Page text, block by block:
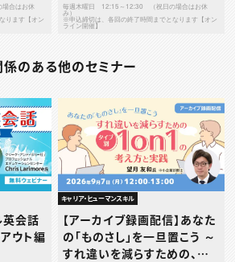
合はお休
ります【オン
毎週木曜日 12:15～12:30 （祝日の場合はお休
み）
※申込締切は、各回の終了時間までとなります【オン
ライン開催】
係のある他のセミナー
英会話
ウト編
キャリア・ヒューマンスキル
【アーカイブ録画配信】あなた
の「ものさし」を一旦置こう ～
すれ違いを減らすための、タ